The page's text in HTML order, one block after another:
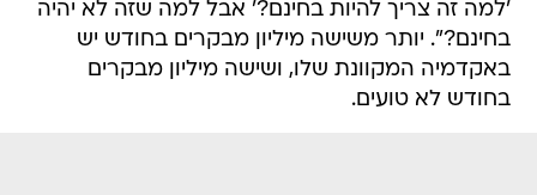
'למה זה צריך להיות בחינם?' אבל למה שזה לא יהיה
בחינם?". יותר משישה מיליון מבקרים בחודש יש
באקדמיה המקוונת שלו, ושישה מיליון מבקרים
בחודש לא טועים.